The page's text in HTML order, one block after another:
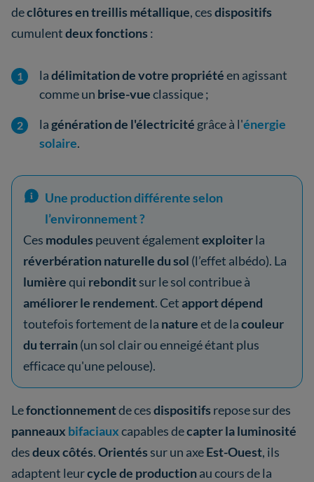
declôtures en treillis métallique, cesdispositifs
cumulentdeux fonctions :
ladélimitation de votre propriétéen agissant
comme un brise-vueclassique ;
lagénération de l'électricité grâce à l'énergie
solaire.
Une production différente selon
l’environnement ?
Ces modules peuvent égalementexploiterla
réverbération naturelle du sol (l’effet albédo). La
lumièrequi rebonditsur le sol contribue à
améliorer le rendement. Cetapport dépend
toutefois fortement de la natureet de lacouleur
du terrain(un sol clair ou enneigé étant plus
efficace qu'une pelouse).
Lefonctionnementde cesdispositifs repose sur des
panneaux bifaciauxcapables decapter la luminosité
desdeux côtés.Orientés sur un axeEst-Ouest, ils
adaptent leurcycle de productionau cours de la